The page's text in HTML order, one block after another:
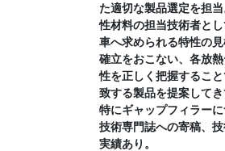
た適切な製品選定を担
性材料の担当技術者と
車へ求められる特性の
確立をおこない、各放
性を正しく把握するこ
致する製品を提案してき
特にギャップフィラーに
技術専門誌への寄稿、
実績あり。